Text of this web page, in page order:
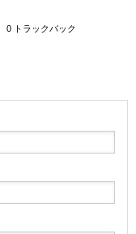
0 トラックバック